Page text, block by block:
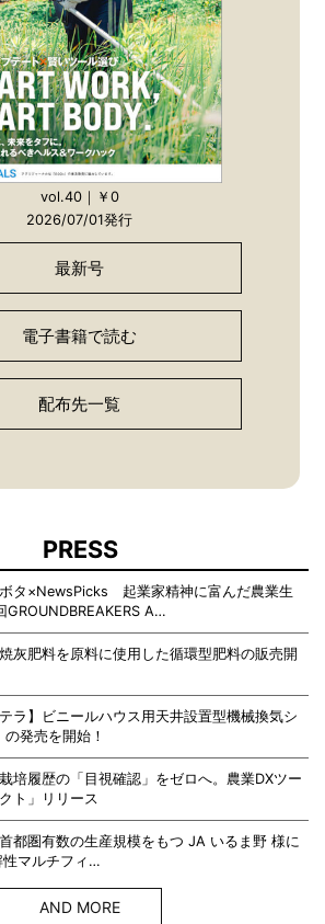
vol.40｜￥0
2026/07/01発行
最新号
電子書籍で読む
配布先一覧
PRESS
ボタ×NewsPicks 起業家精神に富んだ農業生
A…
灰肥料を原料に使用した循環型肥料の販売開
ラ】ビニールハウス用天井設置型機械換気シ
発売を開始！
培履歴の「目視確認」をゼロへ。農業DXツー
ト」リリース
都圏有数の生産規模をもつ JA いるま野 様に
性マルチフィ…
AND MORE